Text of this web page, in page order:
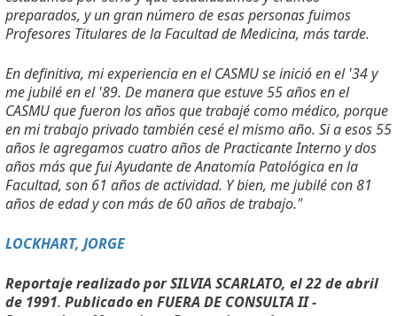
preparados, y un gran número de esas personas fuimos
Profesores Titulares de la Facultad de Medicina, más tarde.
En definitiva, mi experiencia en el CASMU se inició en el '34 y
me jubilé en el '89. De manera que estuve 55 años en el
CASMU que fueron los años que trabajé como médico, porque
en mi trabajo privado también cesé el mismo año. Si a esos 55
años le agregamos cuatro años de Practicante Interno y dos
años más que fui Ayudante de Anatomía Patológica en la
Facultad, son 61 años de actividad. Y bien, me jubilé con 81
años de edad y con más de 60 años de trabajo."
LOCKHART, JORGE
Reportaje realizado por SILVIA SCARLATO, el 22 de abril
de 1991. Publicado en FUERA DE CONSULTA II -